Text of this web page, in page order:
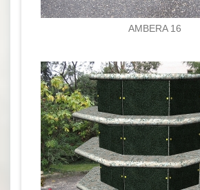
AMBERA 16